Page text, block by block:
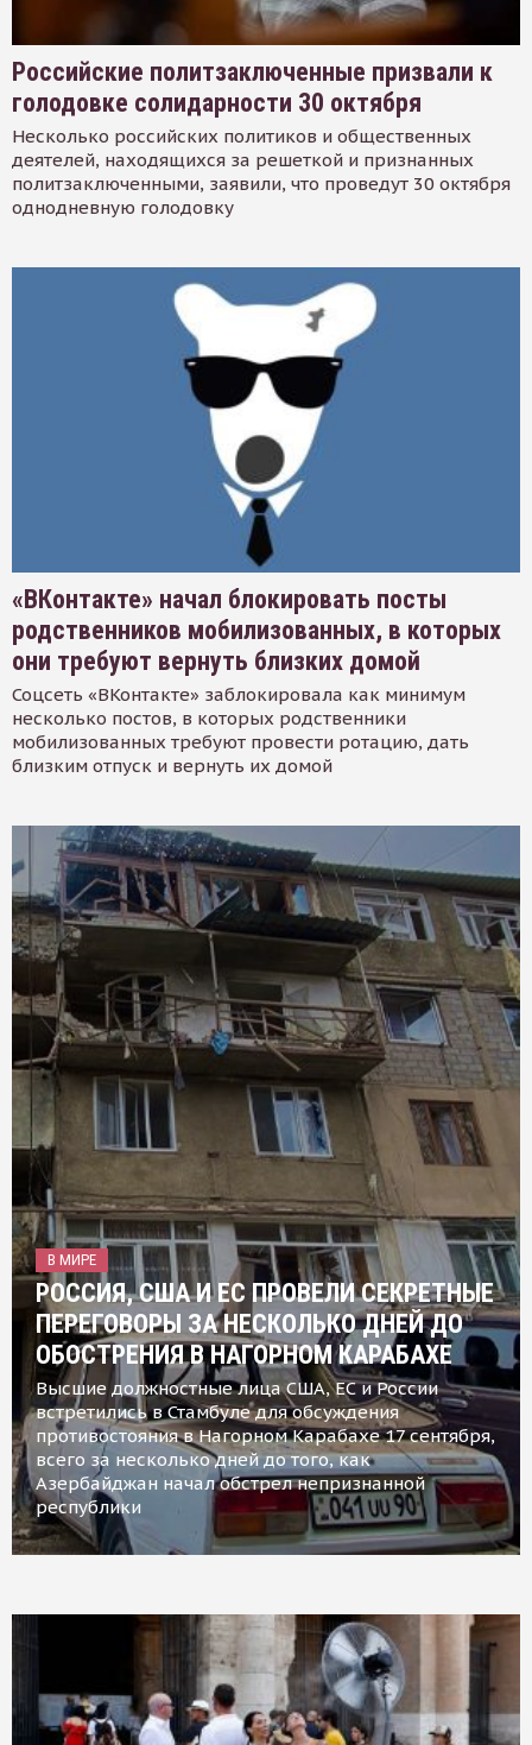
Российские политзаключенные призвали к
голодовке солидарности 30 октября
Несколько российских политиков и общественных
деятелей, находящихся за решеткой и признанных
политзаключенными, заявили, что проведут 30 октября
однодневную голодовку
«ВКонтакте» начал блокировать посты
родственников мобилизованных, в которых
они требуют вернуть близких домой
Соцсеть «ВКонтакте» заблокировала как минимум
несколько постов, в которых родственники
мобилизованных требуют провести ротацию, дать
близким отпуск и вернуть их домой
В МИРЕ
РОССИЯ, США И ЕС ПРОВЕЛИ СЕКРЕТНЫЕ
ПЕРЕГОВОРЫ ЗА НЕСКОЛЬКО ДНЕЙ ДО
ОБОСТРЕНИЯ В НАГОРНОМ КАРАБАХЕ
Высшие должностные лица США, ЕС и России
встретились в Стамбуле для обсуждения
противостояния в Нагорном Карабахе 17 сентября,
всего за несколько дней до того, как
Азербайджан начал обстрел непризнанной
республики